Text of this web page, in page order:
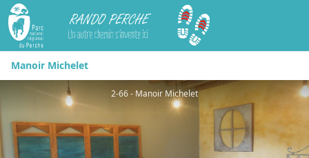
Rando Perche
Manoir Michelet
2-66 - Manoir Michelet